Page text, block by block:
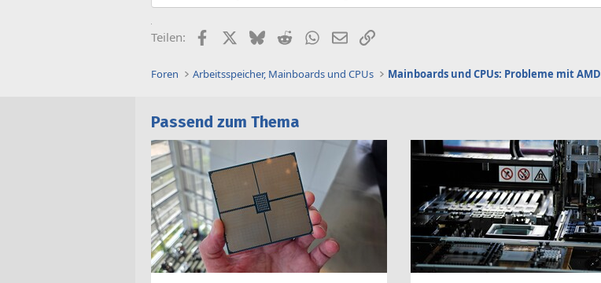
Teilen: FacebookX (Twitter)
BlueskyRedditWhatsApp
E-MailLink
Foren Arbeitsspeicher, Mainboards und CPUs Mainboards und CPUs: Probleme mit AMD
Passend zum Thema